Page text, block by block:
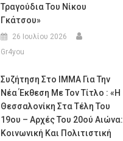
Τραγούδια Του Νίκου
Γκάτσου»
26 Ιουλίου 2026
Gr4you
Συζήτηση Στο ΙΜΜΑ Για Την
Νέα Έκθεση Με Τον Τίτλο : «Η
Θεσσαλονίκη Στα Τέλη Του
19ου – Αρχές Του 20ού Αιώνα:
Κοινωνική Και Πολιτιστική